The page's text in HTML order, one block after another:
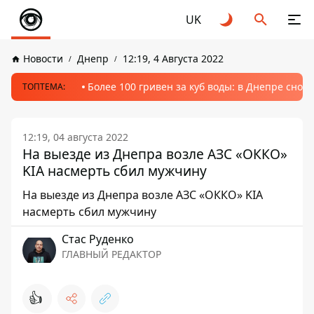
UK
Новости Днепр 12:19, 4 Августа 2022
ТОПТЕМА: Более 100 гривен за куб воды: в Днепре
12:19, 04 августа 2022
На выезде из Днепра возле АЗС «ОККО»
KIA насмерть сбил мужчину
На выезде из Днепра возле АЗС «ОККО» KIA
насмерть сбил мужчину
Стаc Руденко
ГЛАВНЫЙ РЕДАКТОР
👍